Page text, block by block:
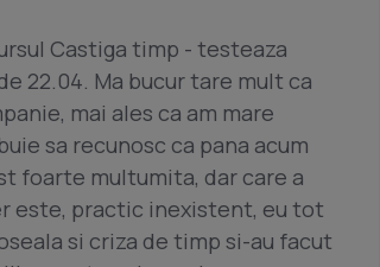
Castiga timp - testeaza
22.04. Ma bucur tare mult ca
mai ales ca am mare
sa recunosc ca pana acum
foarte multumita, dar care a
este, practic inexistent, eu tot
si criza de timp si-au facut